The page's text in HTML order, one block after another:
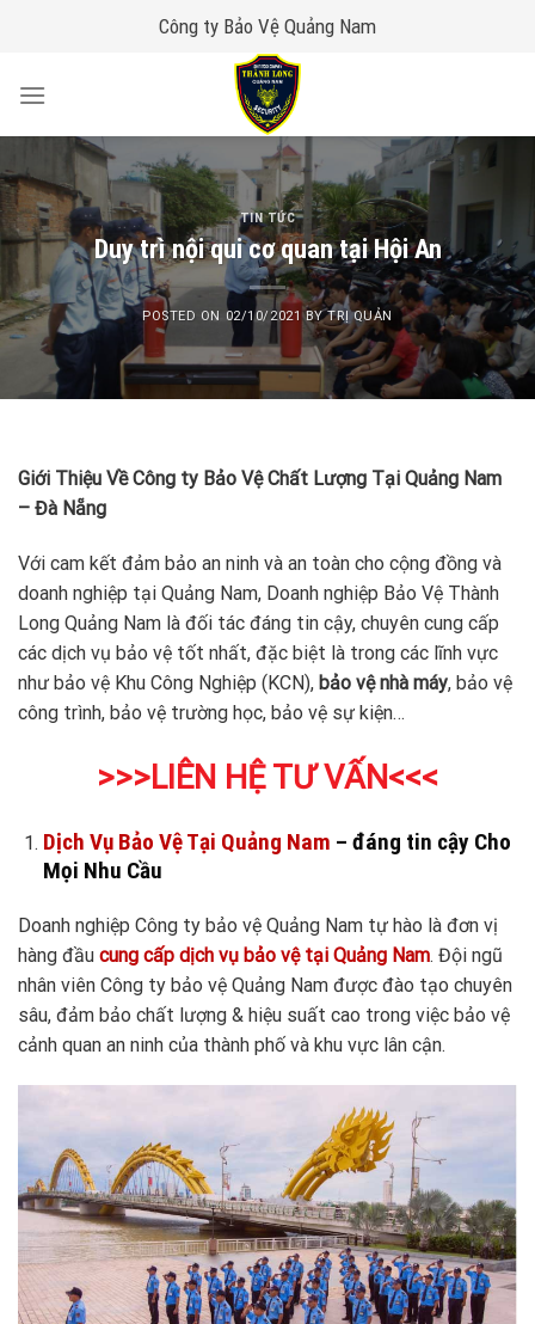
Công ty Bảo Vệ Quảng Nam
TIN TỨC
Duy trì nội qui cơ quan tại Hội An
POSTED ON 02/10/2021 BYTRỊ QUẢN
Giới Thiệu Về Công ty Bảo Vệ Chất Lượng Tại Quảng Nam
– Đà Nẵng
Với cam kết đảm bảo an ninh và an toàn cho cộng đồng và
doanh nghiệp tại Quảng Nam, Doanh nghiệp Bảo Vệ Thành
Long Quảng Nam là đối tác đáng tin cậy, chuyên cung cấp
các dịch vụ bảo vệ tốt nhất, đặc biệt là trong các lĩnh vực
như bảo vệ Khu Công Nghiệp (KCN), bảo vệ nhà máy, bảo vệ
công trình, bảo vệ trường học, bảo vệ sự kiện…
>>>LIÊN HỆ TƯ VẤN<<<
Dịch Vụ Bảo Vệ Tại Quảng Nam – đáng tin cậy Cho
Mọi Nhu Cầu
Doanh nghiệp Công ty bảo vệ Quảng Nam tự hào là đơn vị
hàng đầu cung cấp dịch vụ bảo vệ tại Quảng Nam. Đội ngũ
nhân viên Công ty bảo vệ Quảng Nam được đào tạo chuyên
sâu, đảm bảo chất lượng & hiệu suất cao trong việc bảo vệ
cảnh quan an ninh của thành phố và khu vực lân cận.